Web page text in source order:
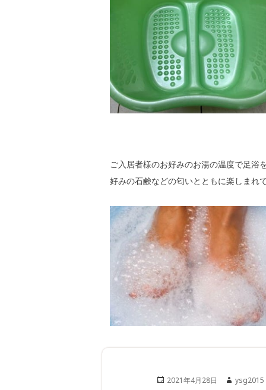
ご入居者様のお好みのお湯の温度で足浴
好みの石鹸などの匂いとともに楽しまれ
Posted
2021年4月28日 Author
ysg2015